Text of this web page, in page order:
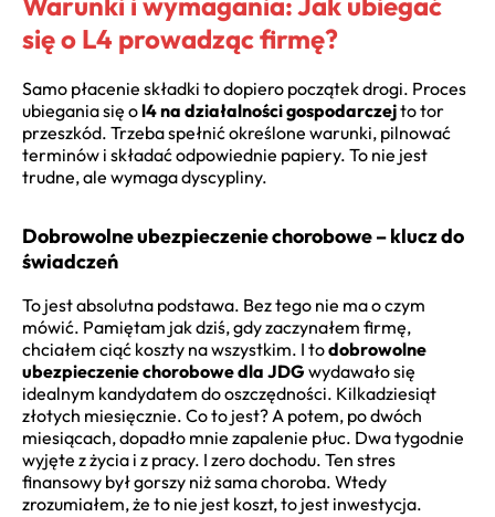
się o L4 prowadząc firmę?
Samo płacenie składki to dopiero początek drogi. Proces
ubiegania się ol4 na działalności gospodarczejto tor
przeszkód. Trzeba spełnić określone warunki, pilnować
terminów i składać odpowiednie papiery. To nie jest
trudne, ale wymaga dyscypliny.
Dobrowolne ubezpieczenie chorobowe – klucz do
świadczeń
To jest absolutna podstawa. Bez tego nie ma o czym
mówić. Pamiętam jak dziś, gdy zaczynałem firmę,
chciałem ciąć koszty na wszystkim. I todobrowolne
ubezpieczenie chorobowe dla JDG wydawało się
idealnym kandydatem do oszczędności. Kilkadziesiąt
złotych miesięcznie. Co to jest? A potem, po dwóch
miesiącach, dopadło mnie zapalenie płuc. Dwa tygodnie
wyjęte z życia i z pracy. I zero dochodu. Ten stres
finansowy był gorszy niż sama choroba. Wtedy
zrozumiałem, że to nie jest koszt, to jest inwestycja.